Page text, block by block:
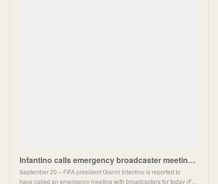
Infantino calls emergency broadcaster meeting to drum up support for Club World Cup 2025 - Inside Wo
September 20 – FIFA president Gianni Infantino is reported to
have called an emergency meeting with broadcasters for today (F…